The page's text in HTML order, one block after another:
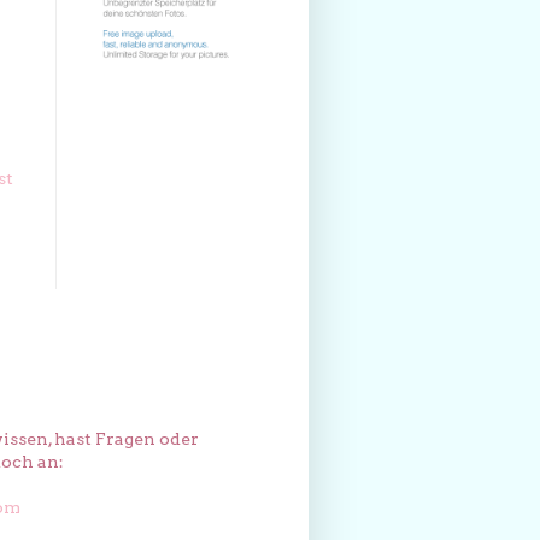
hast Fragen oder
an: